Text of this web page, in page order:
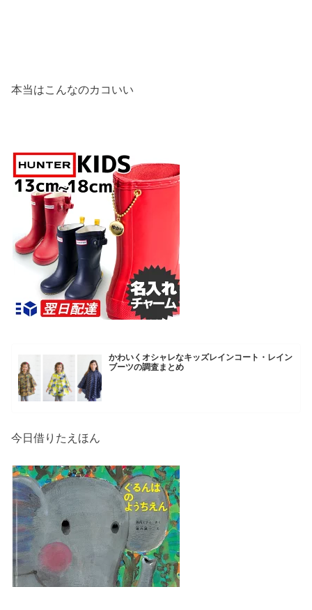
本当はこんなのカコいい
かわいくオシャレなキッズレインコート・レイン
ブーツの調査まとめ
今日借りたえほん